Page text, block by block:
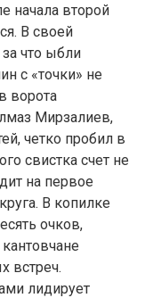
начала второй
В своей
что ыбли
с «точки» не
ворота
Мирзалиев,
четко пробил в
свистка счет не
на первое
В копилке
очков,
встреч.
лидирует